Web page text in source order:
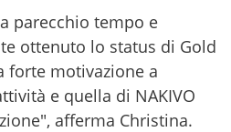
parecchio tempo e
ottenuto lo status di Gold
forte motivazione a
e quella di NAKIVO
afferma Christina.